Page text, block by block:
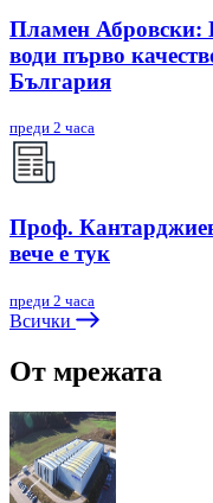
Пламен Абровски:
води първо
България
преди 2 часа
Проф.
вече е тук
преди 2 часа
Всички
От мрежата